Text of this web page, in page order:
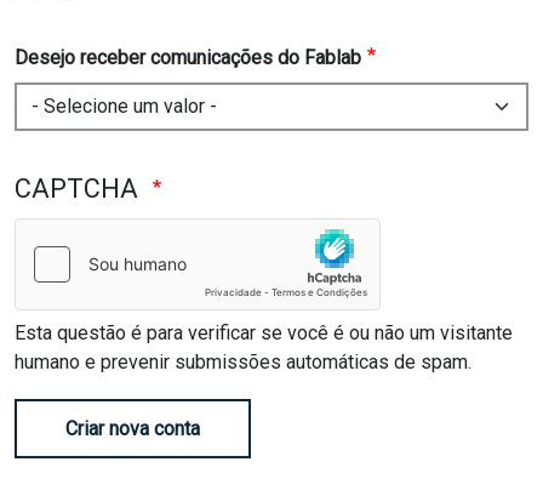
Desejo receber comunicações do Fablab
CAPTCHA
Esta questão é para verificar se você é ou não um visitante
humano e prevenir submissões automáticas de spam.
Criar nova conta